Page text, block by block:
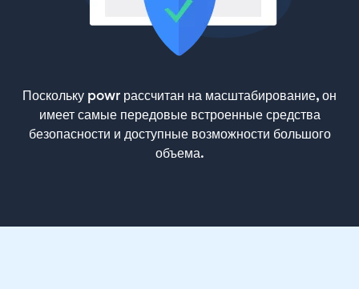
Поскольку powr рассчитан на масштабирование, он
имеет самые передовые встроенные средства
безопасности и доступные возможности большого
объема.